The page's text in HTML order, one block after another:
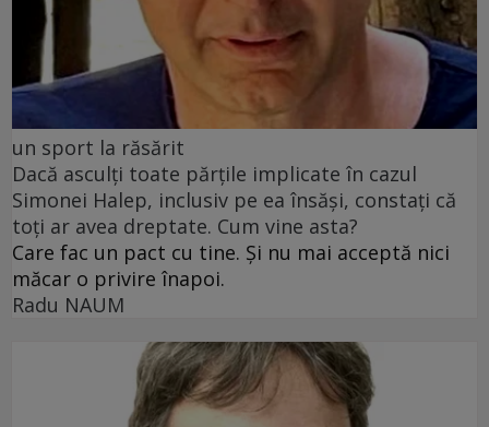
un sport la răsărit
Dacă asculți toate părțile implicate în cazul
Simonei Halep, inclusiv pe ea însăși, constați că
toți ar avea dreptate. Cum vine asta?
Care fac un pact cu tine. Și nu mai acceptă nici
măcar o privire înapoi.
Radu NAUM